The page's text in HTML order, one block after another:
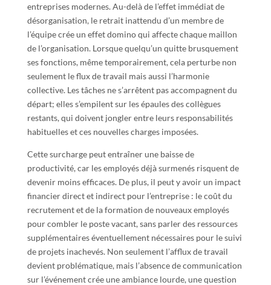
entreprises modernes. Au-delà de l’effet immédiat de
désorganisation, le retrait inattendu d’un membre de
l’équipe crée un effet domino qui affecte chaque maillon
de l’organisation. Lorsque quelqu’un quitte brusquement
ses fonctions, même temporairement, cela perturbe non
seulement le flux de travail mais aussi l’harmonie
collective. Les tâches ne s’arrêtent pas accompagnent du
départ; elles s’empilent sur les épaules des collègues
restants, qui doivent jongler entre leurs responsabilités
habituelles et ces nouvelles charges imposées.
Cette surcharge peut entraîner une baisse de
productivité, car les employés déjà surmenés risquent de
devenir moins efficaces. De plus, il peut y avoir un impact
financier direct et indirect pour l’entreprise : le coût du
recrutement et de la formation de nouveaux employés
pour combler le poste vacant, sans parler des ressources
supplémentaires éventuellement nécessaires pour le suivi
de projets inachevés. Non seulement l’afflux de travail
devient problématique, mais l’absence de communication
sur l’événement crée une ambiance lourde, une question